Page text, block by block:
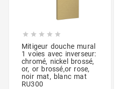
    
Mitigeur douche mural
1 voies avec inverseur:
chromé, nickel brossé,
or, or brossé,or rose,
noir mat, blanc mat
RU300